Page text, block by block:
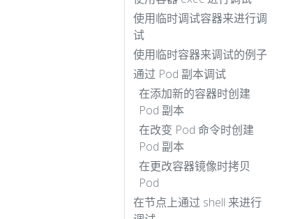
使用临时调试容器来进行调
试
使用临时容器来调试的例子
通过 Pod 副本调试
在添加新的容器时创建
Pod 副本
在改变 Pod 命令时创建
Pod 副本
在更改容器镜像时拷贝
Pod
在节点上通过 shell 来进行